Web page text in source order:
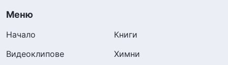
Меню
Начало
Книги
Видеоклипове
Химни